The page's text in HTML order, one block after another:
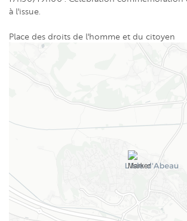
à l'issue.
Place des droits de l'homme et du citoyen